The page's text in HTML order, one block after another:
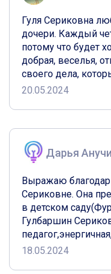
Гуля Сериковна
дочери. Каждый
потому что будет
добрая, веселья,
своего дела,
20.05.2024
Дарья
Выражаю
Сериковне. Она
в детском
Гулбаршин
18.05.2024